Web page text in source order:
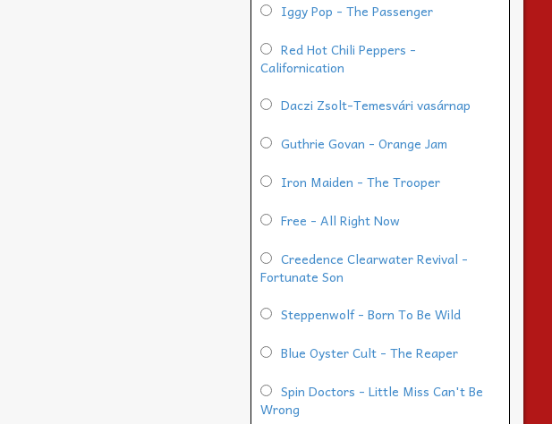
Iggy Pop - The Passenger
Red Hot Chili Peppers -
Californication
Daczi Zsolt-Temesvári vasárnap
Guthrie Govan - Orange Jam
Iron Maiden - The Trooper
Free - All Right Now
Creedence Clearwater Revival -
Fortunate Son
Steppenwolf - Born To Be Wild
Blue Oyster Cult - The Reaper
Spin Doctors - Little Miss Can't Be
Wrong